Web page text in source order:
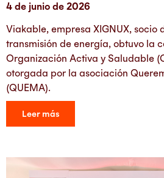
4 de junio de 2026
Viakable, empresa XIGNUX, socio
transmisión de energía, obtuvo la
Organización Activa y Saludable
otorgada por la asociación
(QUEMA).
Leer más